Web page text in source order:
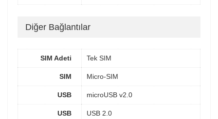
Diğer Bağlantılar
SIM Adeti Tek SIM
SIM Micro-SIM
USB microUSB v2.0
USB
USB 2.0